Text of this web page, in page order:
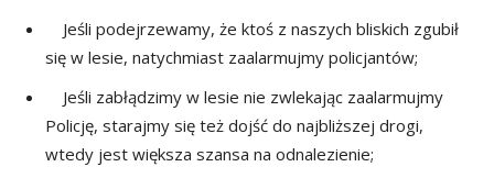
Jeśli podejrzewamy, że ktoś z naszych bliskich zgubił
się w lesie, natychmiast zaalarmujmy policjantów;
Jeśli zabłądzimy w lesie nie zwlekając zaalarmujmy
Policję, starajmy się też dojść do najbliższej drogi,
wtedy jest większa szansa na odnalezienie;